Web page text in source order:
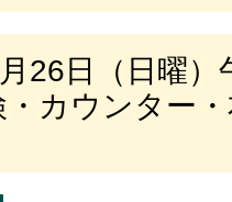
26日（日曜
・カウンター